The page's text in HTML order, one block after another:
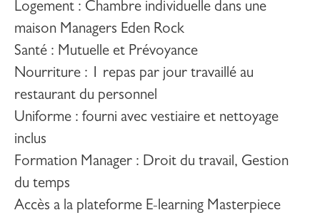
Logement : Chambre individuelle dans une
maison Managers Eden Rock
Santé : Mutuelle et Prévoyance
Nourriture : 1 repas par jour travaillé au
restaurant du personnel
Uniforme : fourni avec vestiaire et nettoyage
inclus
Formation Manager : Droit du travail, Gestion
du temps
Accès a la plateforme E-learning Masterpiece